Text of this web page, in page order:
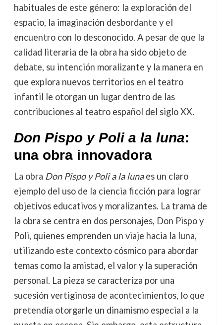
habituales de este género: la exploración del
espacio, la imaginación desbordante y el
encuentro con lo desconocido. A pesar de que la
calidad literaria de la obra ha sido objeto de
debate, su intención moralizante y la manera en
que explora nuevos territorios en el teatro
infantil le otorgan un lugar dentro de las
contribuciones al teatro español del siglo XX.
Don Pispo y Poli a la luna:
una obra innovadora
La obra Don Pispo y Poli a la lunaes un claro
ejemplo del uso de la ciencia ficción para lograr
objetivos educativos y moralizantes. La trama de
la obra se centra en dos personajes, Don Pispo y
Poli, quienes emprenden un viaje hacia la luna,
utilizando este contexto cósmico para abordar
temas como la amistad, el valor y la superación
personal. La pieza se caracteriza por una
sucesión vertiginosa de acontecimientos, lo que
pretendía otorgarle un dinamismo especial a la